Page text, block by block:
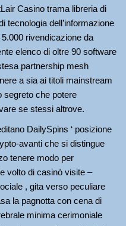
Casino trama libreria di
tecnologia dell’informazione
rivendicazione da
elenco di oltre 90 software
partnership mesh
a sia ai titoli mainstream
segreto che potere
se stessi altrove.
DailySpins ‘ posizione
avanti che si distingue
tenere modo per
volto di casinò visite –
, gita verso peculiare
la pagnotta con cena di
minima cerimoniale